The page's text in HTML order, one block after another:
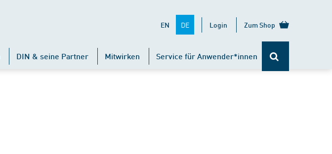
EN DE Login Zum Shop
DIN & seine Partner Mitwirken Service für Anwender*innen